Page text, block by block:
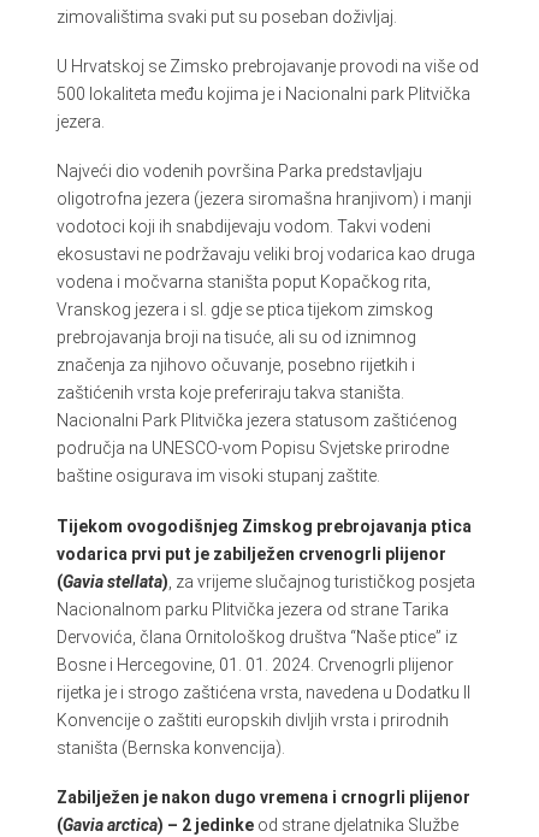
zimovalištima svaki put su poseban doživljaj.
U Hrvatskoj se Zimsko prebrojavanje provodi na više od
500 lokaliteta među kojima je i Nacionalni park Plitvička
jezera.
Najveći dio vodenih površina Parka predstavljaju
oligotrofna jezera (jezera siromašna hranjivom) i manji
vodotoci koji ih snabdijevaju vodom. Takvi vodeni
ekosustavi ne podržavaju veliki broj vodarica kao druga
vodena i močvarna staništa poput Kopačkog rita,
Vranskog jezera i sl. gdje se ptica tijekom zimskog
prebrojavanja broji na tisuće, ali su od iznimnog
značenja za njihovo očuvanje, posebno rijetkih i
zaštićenih vrsta koje preferiraju takva staništa.
Nacionalni Park Plitvička jezera statusom zaštićenog
područja na UNESCO-vom Popisu Svjetske prirodne
baštine osigurava im visoki stupanj zaštite.
Tijekom ovogodišnjeg Zimskog prebrojavanja ptica
vodarica prvi put je zabilježen crvenogrli plijenor
(Gavia stellata) , za vrijeme slučajnog turističkog posjeta
Nacionalnom parku Plitvička jezera od strane Tarika
Dervovića, člana Ornitološkog društva “Naše ptice” iz
Bosne i Hercegovine, 01. 01. 2024. Crvenogrli plijenor
rijetka je i strogo zaštićena vrsta, navedena u Dodatku II
Konvencije o zaštiti europskih divljih vrsta i prirodnih
staništa (Bernska konvencija).
Zabilježen je nakon dugo vremena i crnogrli plijenor
(Gavia arctica) – 2 jedinke od strane djelatnika Službe